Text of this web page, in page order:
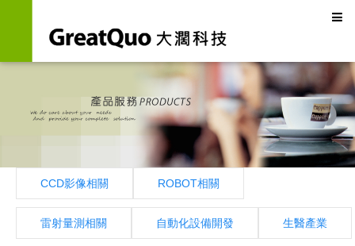
CCD影像相關 ROBOT相關
雷射量測相關 自動化設備開發 生醫產業